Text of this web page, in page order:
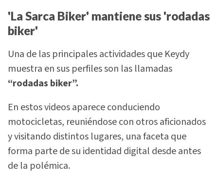
'La Sarca Biker' mantiene sus 'rodadas
biker'
Una de las principales actividades que Keydy
muestra en sus perfiles son las llamadas
“rodadas biker”.
En estos videos aparece conduciendo
motocicletas, reuniéndose con otros aficionados
y visitando distintos lugares, una faceta que
forma parte de su identidad digital desde antes
de la polémica.